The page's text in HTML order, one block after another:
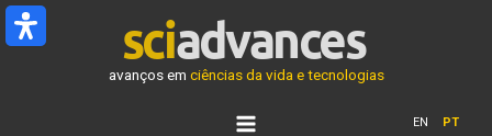
Ir
para
avanços em ciências da vida e tecnologias
EN PT